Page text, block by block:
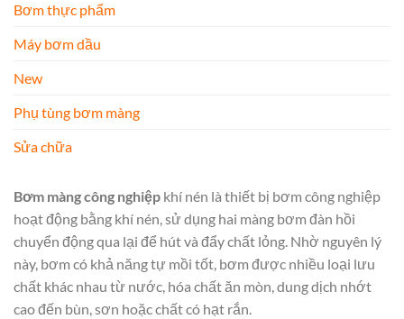
Bơm thực phẩm
Máy bơm dầu
New
Phụ tùng bơm màng
Sửa chữa
Bơm màng công nghiệp khí nén là thiết bị bơm công nghiệp
hoạt động bằng khí nén, sử dụng hai màng bơm đàn hồi
chuyển động qua lại để hút và đẩy chất lỏng. Nhờ nguyên lý
này, bơm có khả năng tự mồi tốt, bơm được nhiều loại lưu
chất khác nhau từ nước, hóa chất ăn mòn, dung dịch nhớt
cao đến bùn, sơn hoặc chất có hạt rắn.